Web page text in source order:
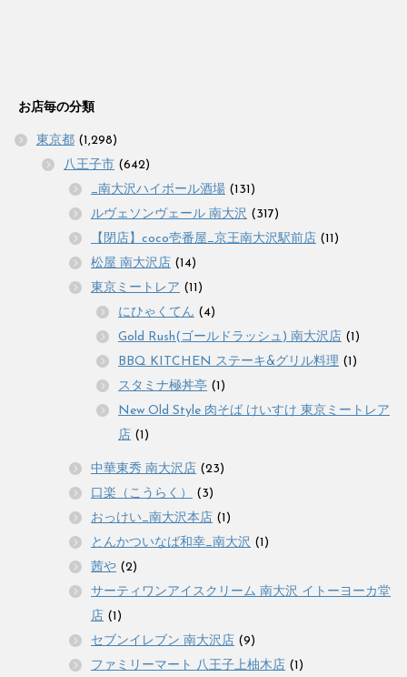
お店毎の分類
東京都 (1,298)
八王子市 (642)
_南大沢ハイボール酒場 (131)
ルヴェソンヴェール 南大沢 (317)
【閉店】coco壱番屋_京王南大沢駅前店 (11)
松屋 南大沢店 (14)
東京ミートレア (11)
にひゃくてん (4)
Gold Rush(ゴールドラッシュ) 南大沢店 (1)
BBQ KITCHEN ステーキ&グリル料理 (1)
スタミナ極丼亭 (1)
New Old Style 肉そば けいすけ 東京ミートレア
店 (1)
中華東秀 南大沢店 (23)
口楽（こうらく）
(3)
おっけい_南大沢本店 (1)
とんかついなば和幸_南大沢 (1)
茜や (2)
サーティワンアイスクリーム 南大沢 イトーヨーカ堂
店 (1)
セブンイレブン 南大沢店 (9)
ファミリーマート 八王子上柚木店 (1)